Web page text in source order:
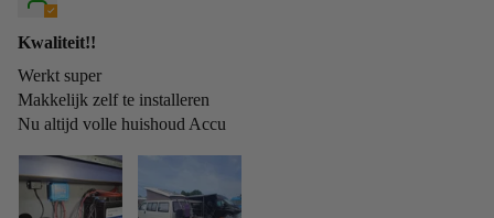
Kwaliteit!!
Werkt super
Makkelijk zelf te installeren
Nu altijd volle huishoud Accu